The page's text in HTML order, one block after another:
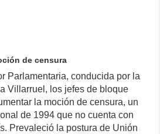
de censura
Parlamentaria, conducida por la
Villarruel, los jefes de bloque
la moción de censura, un
de 1994 que no cuenta con
Prevaleció la postura de Unión